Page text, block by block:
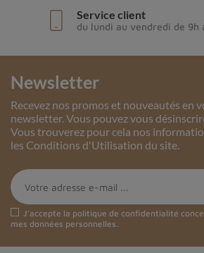
Service client
du lundi au vendredi de 9h
Newsletter
Recevez nos promos et nouveautés en
newsletter. Vous pouvez vous
Vous trouverez pour cela nos
les Conditions d'Utilisation du site.
J'accepte la politique de confidentialité
mes données personnelles.